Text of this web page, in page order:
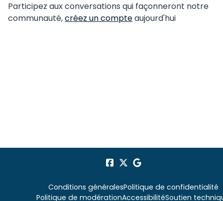
Participez aux conversations qui façonneront notre
communauté,créez un compteaujourd'hui
Conditions généralesPolitique de confidentialité
Politique de modérationAccessibilitéSoutien